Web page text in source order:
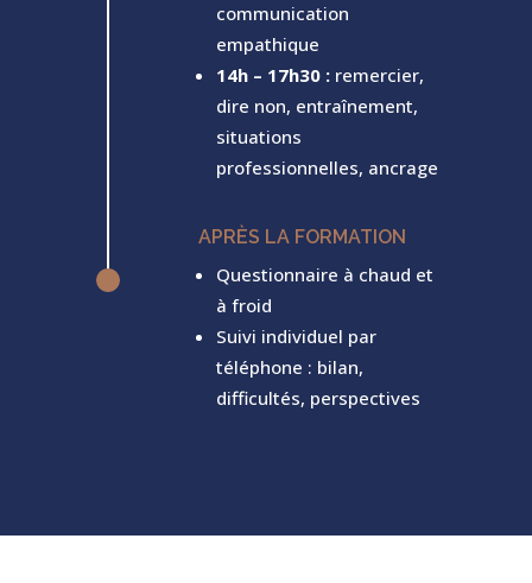
communication
empathique
14h – 17h30 : remercier,
dire non, entraînement,
situations
professionnelles, ancrage
^
APRÈS LA FORMATION
Questionnaire à chaud et
à froid
Suivi individuel par
téléphone : bilan,
difficultés, perspectives